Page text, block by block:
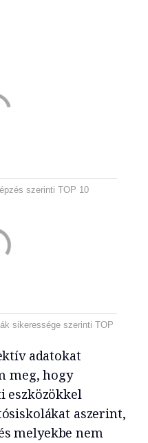
szerinti TOP 10
sikeressége szerinti TOP
adatokat
meg, hogy
eszközökkel
aszerint,
melyekbe nem